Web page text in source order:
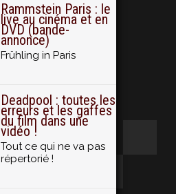
Rammstein Paris : le
live au cinéma et en
DVD (bande-
annonce)
Frühling in Paris
Deadpool : toutes les
erreurs et les gaffes
du film dans une
vidéo !
Tout ce qui ne va pas
répertorié !